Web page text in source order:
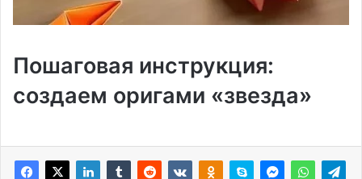
Пошаговая инструкция:
создаем оригами «звезда»